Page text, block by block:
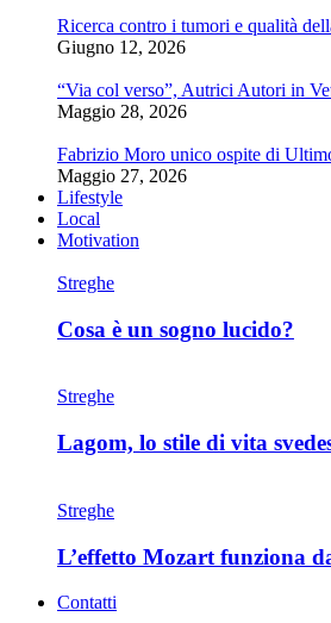
Ricerca contro i tumori e qualità
Giugno 12, 2026
“Via col verso”, Autrici Autori in
Maggio 28, 2026
Fabrizio Moro unico ospite di
Maggio 27, 2026
Lifestyle
Local
Motivation
Streghe
Cosa è un sogno lucido?
Streghe
Lagom, lo stile di vita
Streghe
L’effetto Mozart funziona
Contatti